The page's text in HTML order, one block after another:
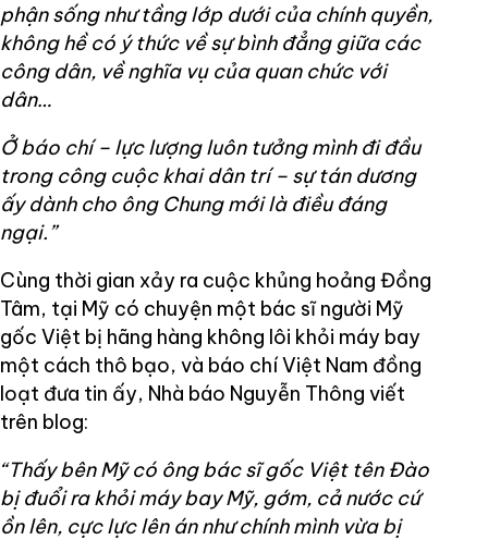
phận sống như tầng lớp dưới của chính quyền,
không hề có ý thức về sự bình đẳng giữa các
công dân, về nghĩa vụ của quan chức với
dân…
Ở báo chí – lực lượng luôn tưởng mình đi đầu
trong công cuộc khai dân trí – sự tán dương
ấy dành cho ông Chung mới là điều đáng
ngại.”
Cùng thời gian xảy ra cuộc khủng hoảng Đồng
Tâm, tại Mỹ có chuyện một bác sĩ người Mỹ
gốc Việt bị hãng hàng không lôi khỏi máy bay
một cách thô bạo, và báo chí Việt Nam đồng
loạt đưa tin ấy, Nhà báo Nguyễn Thông viết
trên blog:
“Thấy bên Mỹ có ông bác sĩ gốc Việt tên Đào
bị đuổi ra khỏi máy bay Mỹ, gớm, cả nước cứ
ồn lên, cực lực lên án như chính mình vừa bị